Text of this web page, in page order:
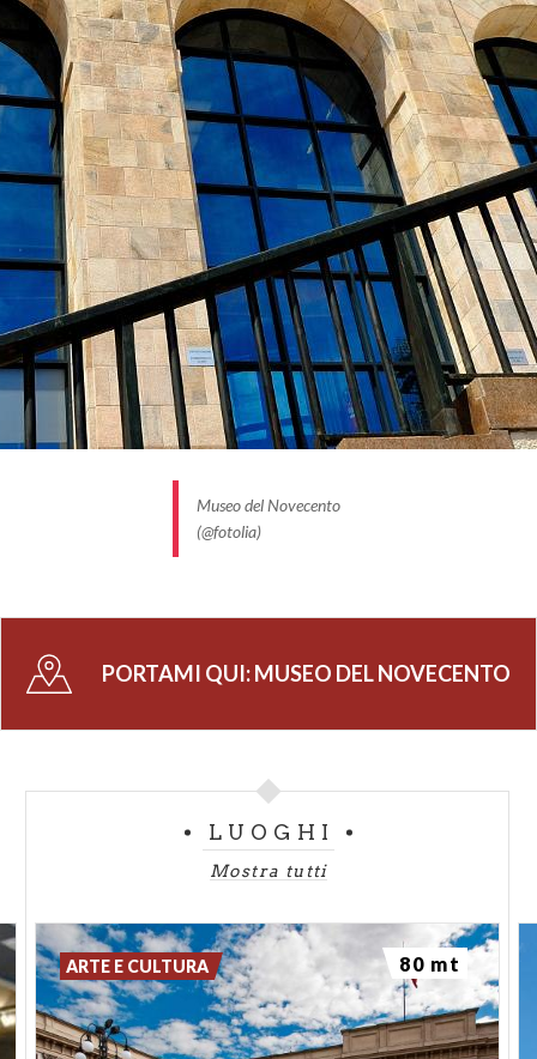
Museo del Novecento
(@fotolia)
PORTAMI QUI:MUSEO DEL NOVECENTO
LUOGHI
Mostra tutti
ARTE E CULTURA 80 mt